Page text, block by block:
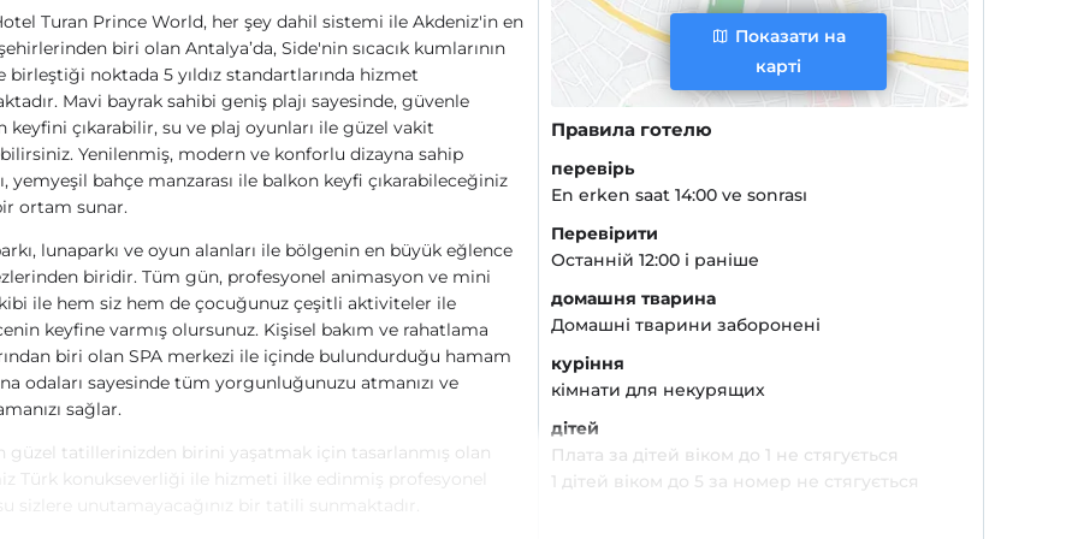
Turan Prince World, her şey dahil sistemi ile Akdeniz'in en
biri olan Antalya’da, Side'nin sıcacık kumlarının
birleştiği noktada 5 yıldız standartlarında hizmet
Mavi bayrak sahibi geniş plajı sayesinde, güvenle
keyfini çıkarabilir, su ve plaj oyunları ile güzel vakit
Yenilenmiş, modern ve konforlu dizayna sahip
yemyeşil bahçe manzarası ile balkon keyfi çıkarabileceğiniz
ortam sunar.
lunaparkı ve oyun alanları ile bölgenin en büyük eğlence
biridir. Tüm gün, profesyonel animasyon ve mini
ile hem siz hem de çocuğunuz çeşitli aktiviteler ile
keyfine varmış olursunuz. Kişisel bakım ve rahatlama
biri olan SPA merkezi ile içinde bulundurduğu hamam
odaları sayesinde tüm yorgunluğunuzu atmanızı ve
sağlar.
güzel tatillerinizden birini yaşatmak için tasarlanmış olan
Türk konukseverliği ile hizmeti ilke edinmiş profesyonel
sizlere unutamayacağınız bir tatili sunmaktadır.
Показати на
карті
Правила готелю
перевірь
En erken saat 14:00 ve sonrası
Перевірити
Останній 12:00 і раніше
домашня тварина
Домашні тварини заборонені
куріння
кімнати для некурящих
дітей
Плата за дітей віком до 1 не стягується
1 дітей віком до 5 за номер не стягується